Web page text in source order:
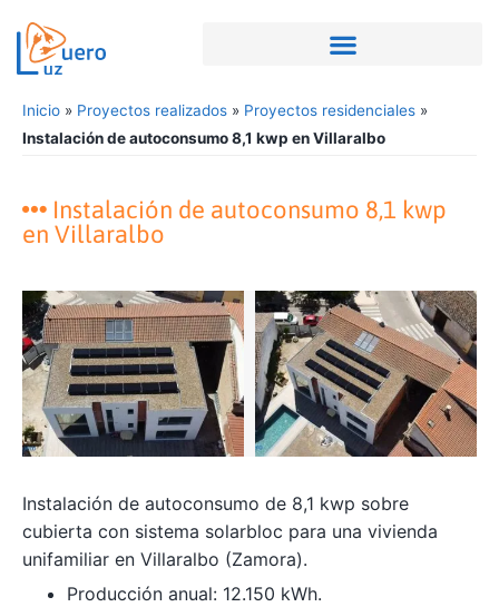
Inicio » Proyectos realizados » Proyectos residenciales »
Instalación de autoconsumo 8,1 kwp en Villaralbo
Instalación de autoconsumo 8,1 kwp
en Villaralbo
Instalación de autoconsumo de 8,1 kwp sobre
cubierta con sistema solarbloc para una vivienda
unifamiliar en Villaralbo (Zamora).
Producción anual: 12.150 kWh.